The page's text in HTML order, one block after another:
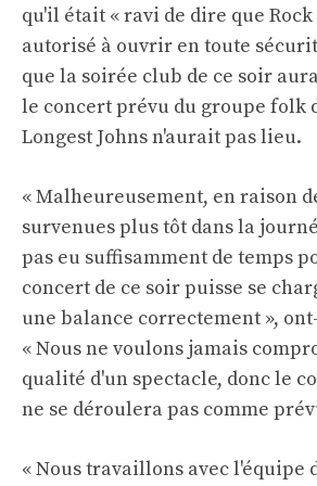
qu'il était « ravi de dire que Rock
autorisé à ouvrir en toute
que la soirée club de ce soir
le concert prévu du groupe folk
Longest Johns n'aurait pas lieu.
« Malheureusement, en raison
survenues plus tôt dans la
pas eu suffisamment de temps
concert de ce soir puisse se
une balance correctement »,
« Nous ne voulons jamais
qualité d'un spectacle, donc le
ne se déroulera pas comme
« Nous travaillons avec l'équipe